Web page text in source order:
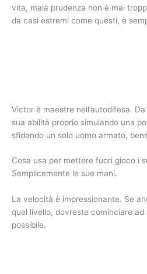
vita, mala prudenza non è mai
da casi estremi come questi, è
Victor è maestre nell’autodifesa.
sua abilità proprio simulando una
sfidando un solo uomo armato,
Cosa usa per mettere fuori gioco i
Semplicemente le sue mani.
La velocità è impressionante. Se
quel livello, dovreste cominciare ad
possibile.